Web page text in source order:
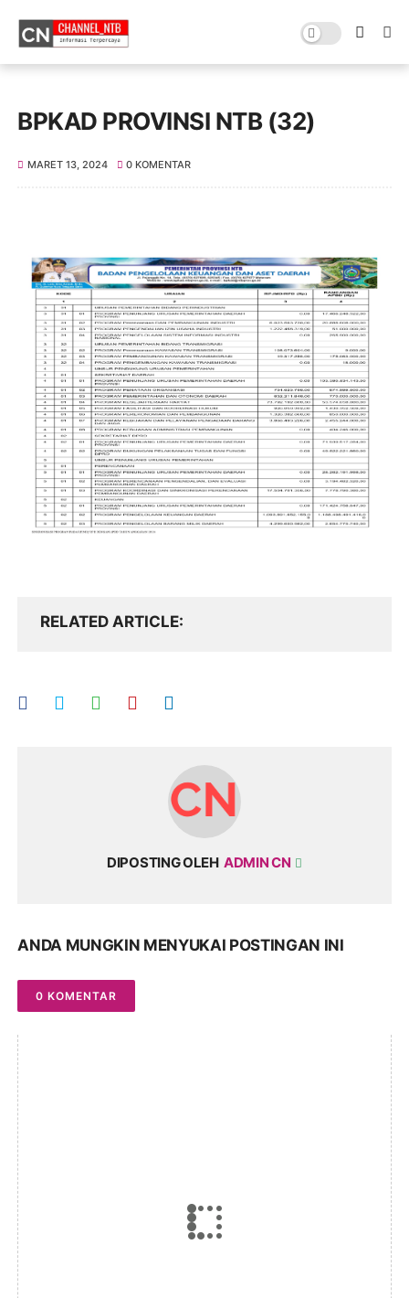
BPKAD PROVINSI NTB (32)
MARET 13, 2024 0 KOMENTAR
RELATED ARTICLE
DIPOSTING OLEH ADMIN CN
ANDA MUNGKIN MENYUKAI POSTINGAN INI
0 KOMENTAR